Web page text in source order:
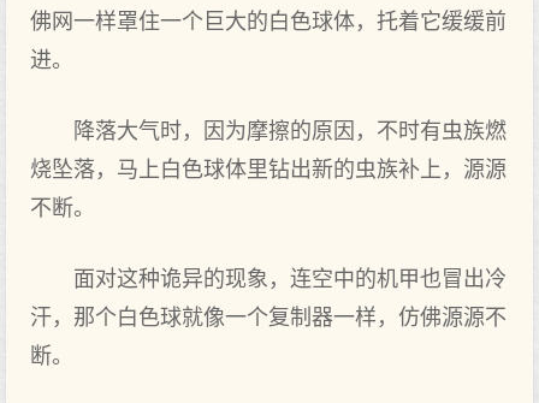
佛网一样罩住一个巨大的白色球体，托着它缓缓前
进。
降落大气时，因为摩擦的原因，不时有虫族燃
烧坠落，马上白色球体里钻出新的虫族补上，源源
不断。
面对这种诡异的现象，连空中的机甲也冒出冷
汗，那个白色球就像一个复制器一样，仿佛源源不
断。